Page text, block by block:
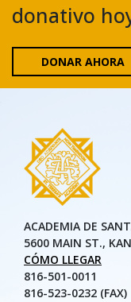
donativo
DONAR AHORA
ACADEMIA DE
5600 MAIN ST.,
CÓMO LLEGAR
816-501-0011
816-523-0232 (FAX)